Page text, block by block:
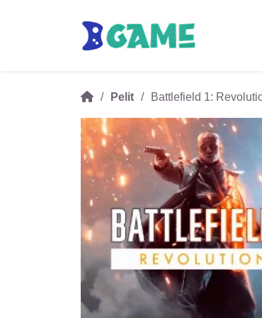
Pelit Battlefield 1: